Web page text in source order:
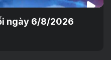
ngày 6/8/2026